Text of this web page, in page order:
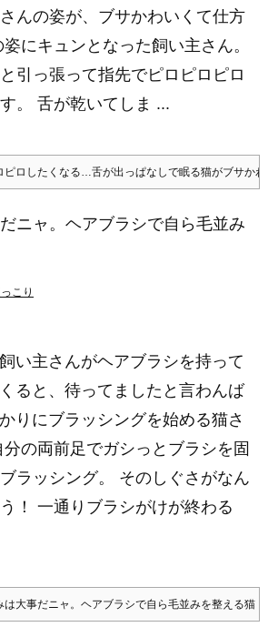
んの姿が、ブサかわいくて仕方
にキュンとなった飼い主さん。
引っ張って指先でピロピロピロ
。 舌が乾いてしま ...
ピロしたくなる…舌が出っぱなしで眠る猫がブサか
ニャ。ヘアブラシで自ら毛並み
こり
飼い主さんがヘアブラシを持って
くると、待ってましたと言わんば
かりにブラッシングを始める猫さ
の両前足でガシっとブラシを固
ラッシング。 そのしぐさがなん
！ 一通りブラシがけが終わる
は大事だニャ。ヘアブラシで自ら毛並みを整える猫